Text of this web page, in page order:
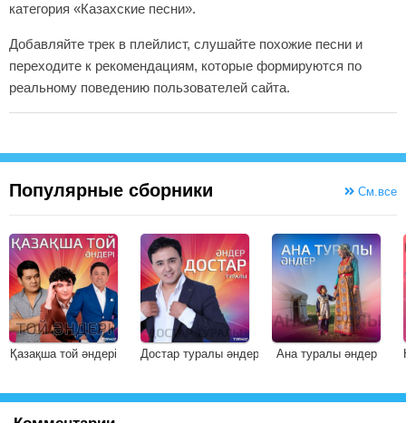
категория «Казахские песни».
Добавляйте трек в плейлист, слушайте похожие песни и
переходите к рекомендациям, которые формируются по
реальному поведению пользователей сайта.
Популярные сборники См.все
Қазақша той әндері Достар туралы әндер Ана туралы әндер